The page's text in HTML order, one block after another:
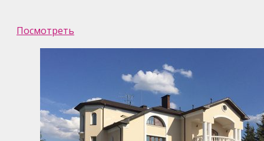
Посмотреть